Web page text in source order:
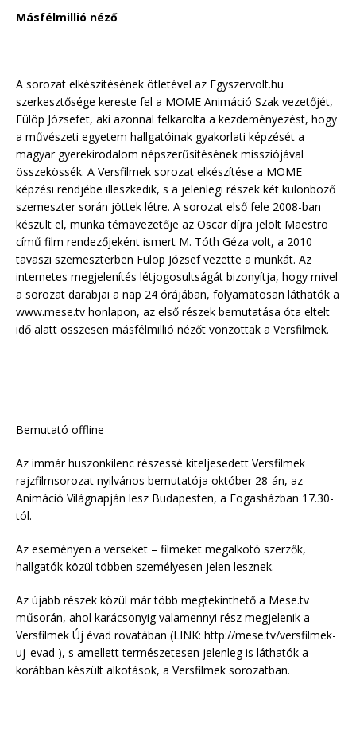
Másfélmillió néző
A sorozat elkészítésének ötletével az Egyszervolt.hu
szerkesztősége kereste fel a MOME Animáció Szak vezetőjét,
Fülöp Józsefet, aki azonnal felkarolta a kezdeményezést, hogy
a művészeti egyetem hallgatóinak gyakorlati képzését a
magyar gyerekirodalom népszerűsítésének missziójával
összekössék. A Versfilmek sorozat elkészítése a MOME
képzési rendjébe illeszkedik, s a jelenlegi részek két különböző
szemeszter során jöttek létre. A sorozat első fele 2008-ban
készült el, munka témavezetője az Oscar díjra jelölt Maestro
című film rendezőjeként ismert M. Tóth Géza volt, a 2010
tavaszi szemeszterben Fülöp József vezette a munkát. Az
internetes megjelenítés létjogosultságát bizonyítja, hogy mivel
a sorozat darabjai a nap 24 órájában, folyamatosan láthatók a
www.mese.tv honlapon, az első részek bemutatása óta eltelt
idő alatt összesen másfélmillió nézőt vonzottak a Versfilmek.
Bemutató offline
Az immár huszonkilenc részessé kiteljesedett Versfilmek
rajzfilmsorozat nyilvános bemutatója október 28-án, az
Animáció Világnapján lesz Budapesten, a Fogasházban 17.30-
tól.
Az eseményen a verseket – filmeket megalkotó szerzők,
hallgatók közül többen személyesen jelen lesznek.
Az újabb részek közül már több megtekinthető a Mese.tv
műsorán, ahol karácsonyig valamennyi rész megjelenik a
Versfilmek Új évad rovatában (LINK: http://mese.tv/versfilmek-
uj_evad ), s amellett természetesen jelenleg is láthatók a
korábban készült alkotások, a Versfilmek sorozatban.